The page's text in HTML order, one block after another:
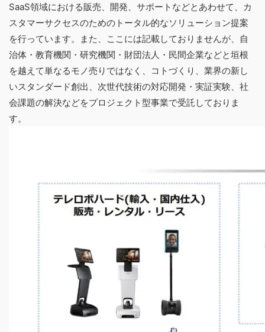
SaaS領域における販売、開発、サポートなどとあわせて、カ
スタマーサクセスのためのトータル的なソリューション提案
を行っています。また、ここには記載しておりませんが、自
治体・教育機関・研究機関・財団法人・民間企業などと垣根
を越えて単なるモノ売りではなく、コトづくり、業界の新し
いスタンダード創出、次世代技術の対応開発・実証実験、社
会課題の解決などをプロジェクト型事業で受託しておりま
す。